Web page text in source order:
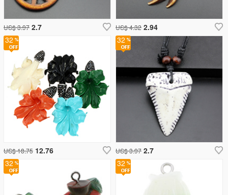
32
US$ 3.97 2.7
32
US$ 18.75 12.76
US$ 3.97 2.7 US$ 4.32 2.94
32 32